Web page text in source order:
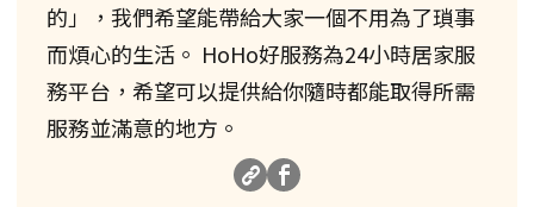
的」，我們希望能帶給大家一個不用為了瑣事
而煩心的生活。 HoHo好服務為24小時居家服
務平台，希望可以提供給你隨時都能取得所需
服務並滿意的地方。